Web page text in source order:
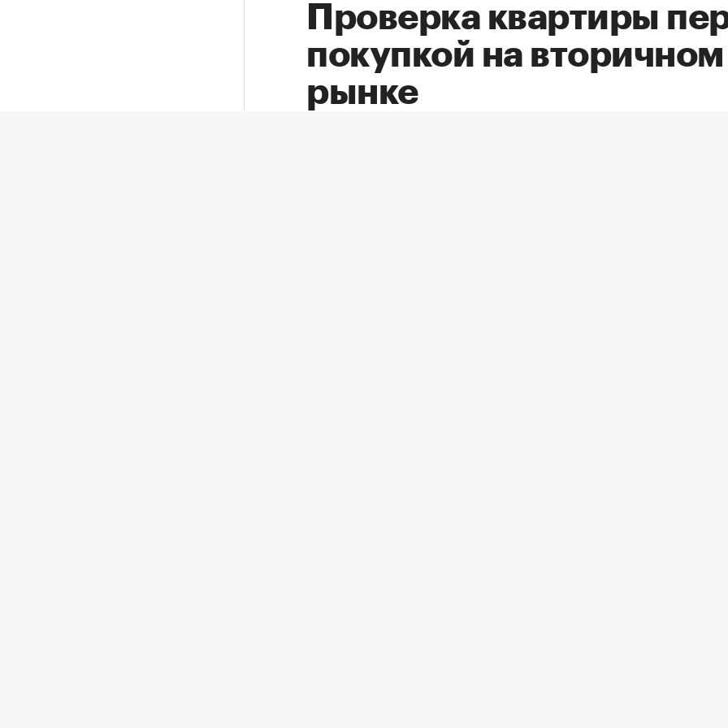
Проверка квартиры
покупкой на вторичном
рынке